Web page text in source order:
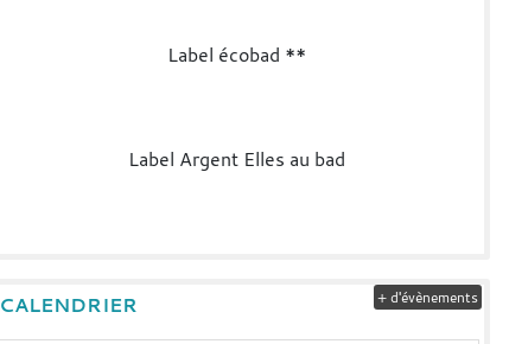
Label écobad **
Label Argent Elles au bad
CALENDRIER + d'évènements